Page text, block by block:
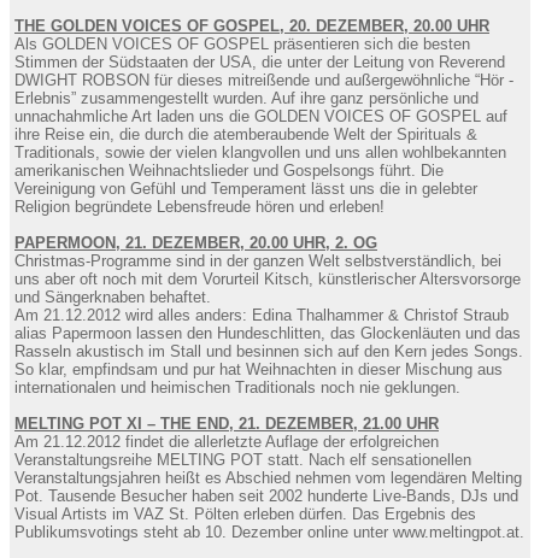
THE GOLDEN VOICES OF GOSPEL, 20. DEZEMBER, 20.00 UHR
Als GOLDEN VOICES OF GOSPEL präsentieren sich die besten
Stimmen der Südstaaten der USA, die unter der Leitung von Reverend
DWIGHT ROBSON für dieses mitreißende und außergewöhnliche “Hör -
Erlebnis” zusammengestellt wurden. Auf ihre ganz persönliche und
unnachahmliche Art laden uns die GOLDEN VOICES OF GOSPEL auf
ihre Reise ein, die durch die atemberaubende Welt der Spirituals &
Traditionals, sowie der vielen klangvollen und uns allen wohlbekannten
amerikanischen Weihnachtslieder und Gospelsongs führt. Die
Vereinigung von Gefühl und Temperament lässt uns die in gelebter
Religion begründete Lebensfreude hören und erleben!
PAPERMOON, 21. DEZEMBER, 20.00 UHR, 2. OG
Christmas-Programme sind in der ganzen Welt selbstverständlich, bei
uns aber oft noch mit dem Vorurteil Kitsch, künstlerischer Altersvorsorge
und Sängerknaben behaftet.
Am 21.12.2012 wird alles anders: Edina Thalhammer & Christof Straub
alias Papermoon lassen den Hundeschlitten, das Glockenläuten und das
Rasseln akustisch im Stall und besinnen sich auf den Kern jedes Songs.
So klar, empfindsam und pur hat Weihnachten in dieser Mischung aus
internationalen und heimischen Traditionals noch nie geklungen.
MELTING POT XI – THE END, 21. DEZEMBER, 21.00 UHR
Am 21.12.2012 findet die allerletzte Auflage der erfolgreichen
Veranstaltungsreihe MELTING POT statt. Nach elf sensationellen
Veranstaltungsjahren heißt es Abschied nehmen vom legendären Melting
Pot. Tausende Besucher haben seit 2002 hunderte Live-Bands, DJs und
Visual Artists im VAZ St. Pölten erleben dürfen. Das Ergebnis des
Publikumsvotings steht ab 10. Dezember online unter www.meltingpot.at.